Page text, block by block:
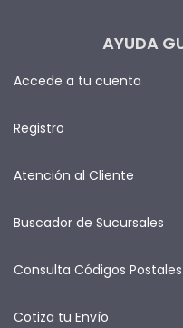
AYUDA
Accede a tu cuenta
Registro
Atención al Cliente
Buscador de Sucursales
Consulta Códigos Postales
Cotiza tu Envío